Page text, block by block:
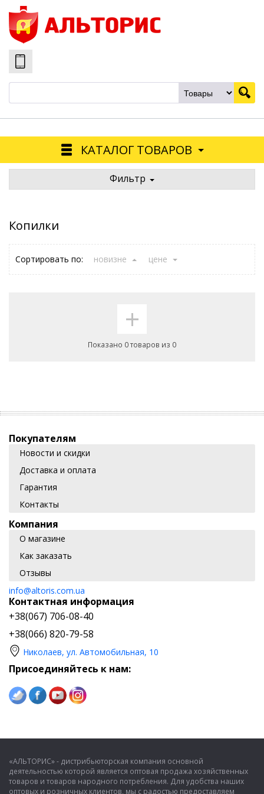
КАТАЛОГ ТОВАРОВ
Фильтр
Копилки
Сортировать по: новизне цене
+
Показано 0 товаров из 0
Покупателям
Новости и скидки
Доставка и оплата
Гарантия
Контакты
Компания
О магазине
Как заказать
Отзывы
info@altoris.com.ua
Контактная информация
+38(067) 706-08-40
+38(066) 820-79-58
Николаев, ул. Автомобильная, 10
Присоединяйтесь к нам:
«АЛЬТОРИС» - дистрибьюторская компания основной
деятельностью которой является оптовая продажа хозяйственных
товаров и товаров народного потребления. Для удобства наших
оптовых и розничных клиентов, мы с радостью предоставляем